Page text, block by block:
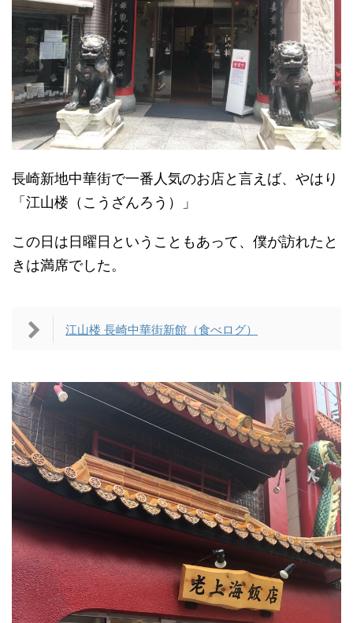
長崎新地中華街で一番人気のお店と言えば、やはり
「江山楼（こうざんろう）」
この日は日曜日ということもあって、僕が訪れたと
きは満席でした。
江山楼 長崎中華街新館（食べログ）